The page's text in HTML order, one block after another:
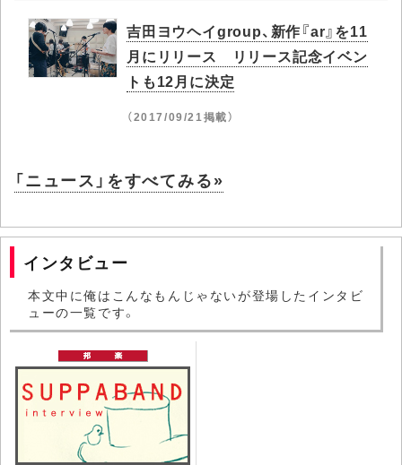
吉田ヨウヘイgroup、新作『ar』を11
月にリリース リリース記念イベン
トも12月に決定
（2017/09/21掲載）
「ニュース」をすべてみる»
インタビュー
本文中に俺はこんなもんじゃないが登場したインタビ
ューの一覧です。